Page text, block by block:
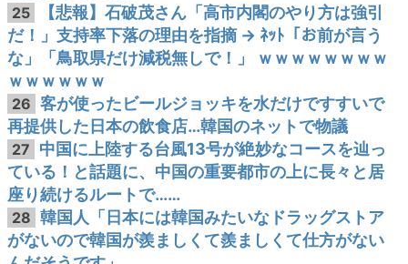
25
【悲報】石破茂さん「高市内閣のやり方は強引
だ！」支持率下落の理由を指摘 → ﾈｯﾄ「お前が言う
な」「鳥取県だけ減税無しで！」 ｗｗｗｗｗｗｗｗ
ｗｗｗｗｗｗ
26 客が使ったビールジョッキを水だけですすいで
再提供した日本の飲食店…韓国のネットで物議
27 中国に上陸する台風13号が絶妙なコースを辿っ
ている！と話題に、中国の重要都市の上に長々と居
座り続けるルートで……
28 韓国人「日本には韓国みたいなドラッグストア
がないので韓国が羨ましくて羨ましくて仕方がない